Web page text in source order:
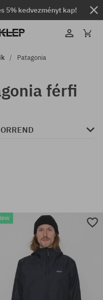
5% kedvezményt kap!
Patagonia
férfi